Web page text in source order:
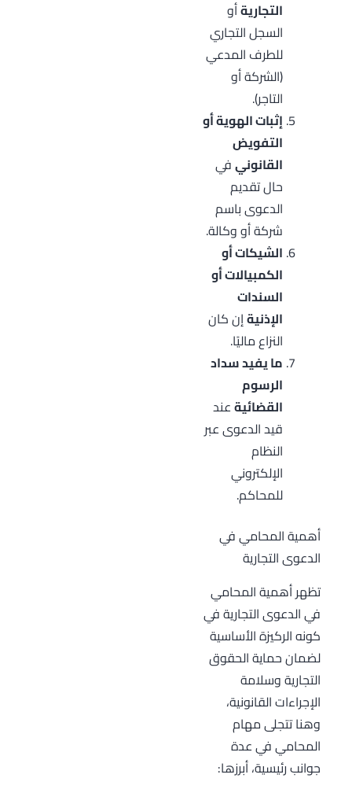
التجاريةأو
السجل التجاري
للطرف المدعي
(الشركة أو
التاجر).
إثبات الهوية أو
التفويض
القانونيفي
حال تقديم
الدعوى باسم
شركة أو وكالة.
الشيكات أو
الكمبيالات أو
السندات
الإذنيةإن كان
النزاع ماليًا.
ما يفيد سداد
الرسوم
القضائيةعند
قيد الدعوى عبر
النظام
الإلكتروني
للمحاكم.
أهمية المحامي في
الدعوى التجارية
تظهر أهمية المحامي
في الدعوى التجارية في
كونه الركيزة الأساسية
لضمان حماية الحقوق
التجارية وسلامة
الإجراءات القانونية،
وهنا تتجلى مهام
المحامي في عدة
جوانب رئيسية، أبرزها: